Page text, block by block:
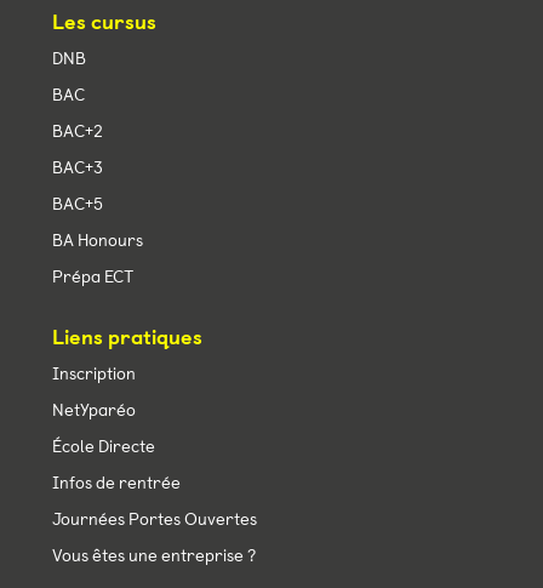
Les cursus
DNB
BAC
BAC+2
BAC+3
BAC+5
BA Honours
Prépa ECT
Liens pratiques
Inscription
NetYparéo
École Directe
Infos de rentrée
Journées Portes Ouvertes
Vous êtes une entreprise ?